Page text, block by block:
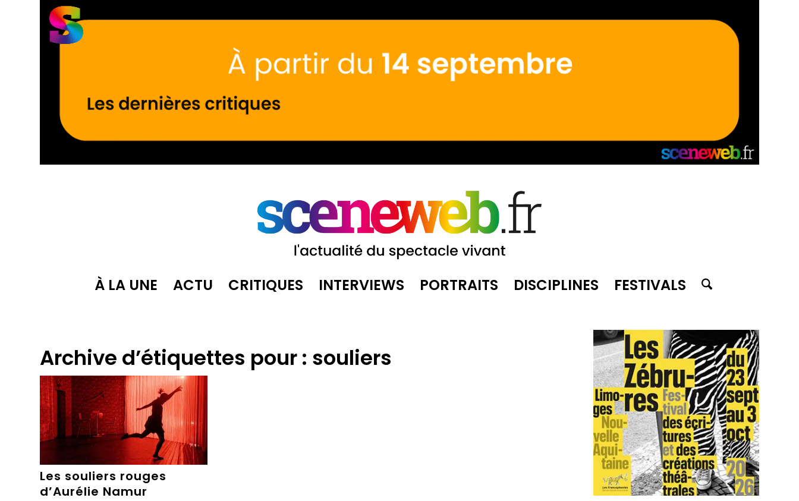
À LA UNE ACTU CRITIQUES INTERVIEWS PORTRAITS DISCIPLINES FESTIVALS
Archive d’étiquettes pour : souliers
Les souliers rouges
d’Aurélie Namur